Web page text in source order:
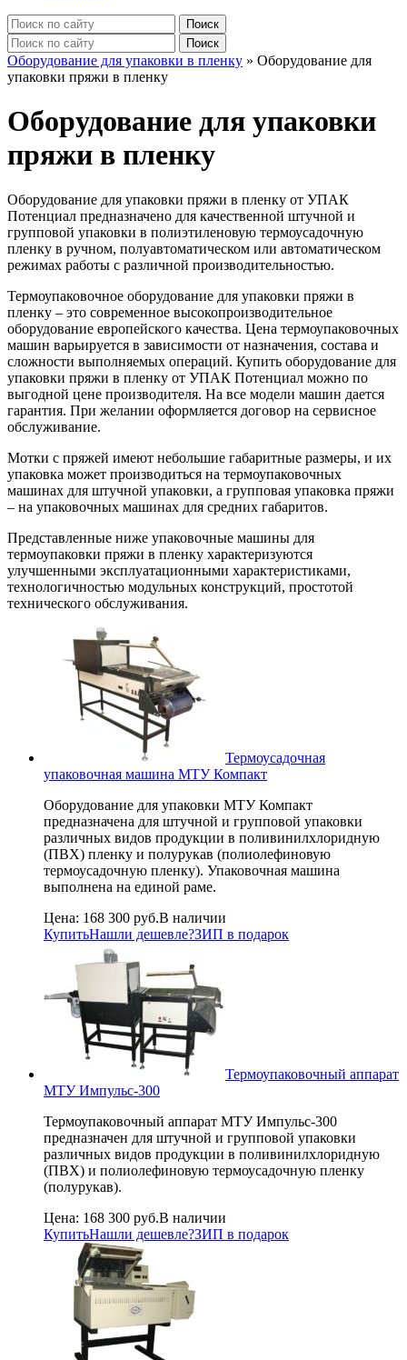
Оборудование для упаковки в пленку » Оборудование для
упаковки пряжи в пленку
Оборудование для упаковки
пряжи в пленку
Оборудование для упаковки пряжи в пленку от УПАК
Потенциал предназначено для качественной штучной и
групповой упаковки в полиэтиленовую термоусадочную
пленку в ручном, полуавтоматическом или автоматическом
режимах работы с различной производительностью.
Термоупаковочное оборудование для упаковки пряжи в
пленку – это современное высокопроизводительное
оборудование европейского качества. Цена термоупаковочных
машин варьируется в зависимости от назначения, состава и
сложности выполняемых операций. Купить оборудование для
упаковки пряжи в пленку от УПАК Потенциал можно по
выгодной цене производителя. На все модели машин дается
гарантия. При желании оформляется договор на сервисное
обслуживание.
Мотки с пряжей имеют небольшие габаритные размеры, и их
упаковка может производиться на термоупаковочных
машинах для штучной упаковки, а групповая упаковка пряжи
– на упаковочных машинах для средних габаритов.
Представленные ниже упаковочные машины для
термоупаковки пряжи в пленку характеризуются
улучшенными эксплуатационными характеристиками,
технологичностью модульных конструкций, простотой
технического обслуживания.
Термоусадочная
упаковочная машина МТУ Компакт
Оборудование для упаковки МТУ Компакт
предназначена для штучной и групповой упаковки
различных видов продукции в поливинилхлоридную
(ПВХ) пленку и полурукав (полиолефиновую
термоусадочную пленку). Упаковочная машина
выполнена на единой раме.
Цена: 168 300 руб.В наличии
КупитьНашли дешевле?ЗИП в подарок
Термоупаковочный аппарат
МТУ Импульс-300
Термоупаковочный аппарат МТУ Импульс-300
предназначен для штучной и групповой упаковки
различных видов продукции в поливинилхлоридную
(ПВХ) и полиолефиновую термоусадочную пленку
(полурукав).
Цена: 168 300 руб.В наличии
КупитьНашли дешевле?ЗИП в подарок